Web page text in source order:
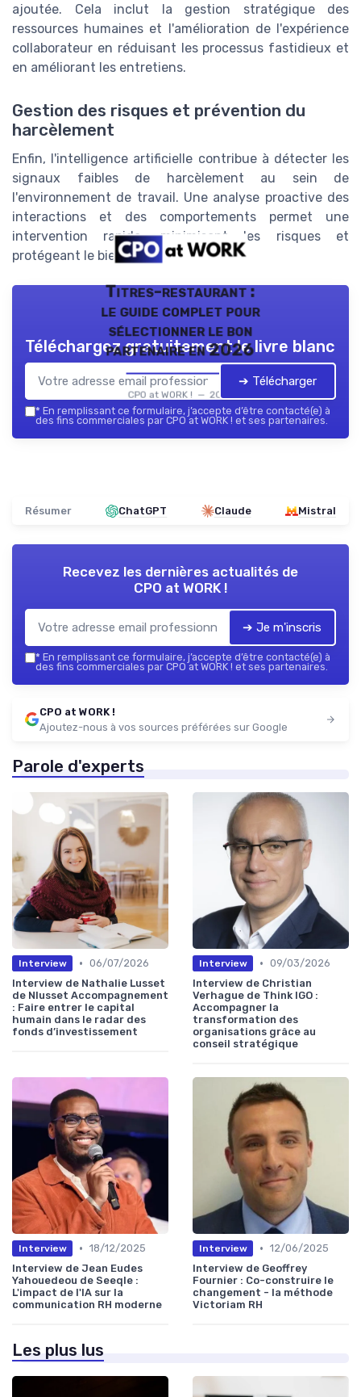
ajoutée. Cela inclut la gestion stratégique des
ressources humaines et l'amélioration de l'expérience
collaborateur en réduisant les processus fastidieux et
en améliorant les entretiens.
Gestion des risques et prévention du
harcèlement
Enfin, l'intelligence artificielle contribue à détecter les
signaux faibles de harcèlement au sein de
l'environnement de travail. Une analyse proactive des
interactions et des comportements permet une
intervention rapide, minimisant les risques et
protégeant le bien-être des employés.
Titres-restaurant :
le guide complet pour
sélectionner le bon
partenaire en 2026
CPO at WORK ! — 2026
Téléchargez gratuitement le livre blanc
➔ Télécharger
* En remplissant ce formulaire, j’accepte d’être contacté(e) à
des fins commerciales par CPO at WORK ! et ses partenaires.
Résumer ChatGPT Claude Mistral
Recevez les dernières actualités de
CPO at WORK !
➔ Je m'inscris
* En remplissant ce formulaire, j’accepte d’être contacté(e) à
des fins commerciales par CPO at WORK ! et ses partenaires.
CPO at WORK !
Ajoutez-nous à vos sources préférées sur Google
Parole d'experts
Interview • 06/07/2026
Interview de Nathalie Lusset
de Nlusset Accompagnement
: Faire entrer le capital
humain dans le radar des
fonds d’investissement
Interview • 09/03/2026
Interview de Christian
Verhague de Think IGO :
Accompagner la
transformation des
organisations grâce au
conseil stratégique
Interview • 18/12/2025
Interview de Jean Eudes
Yahouedeou de Seeqle :
L'impact de l'IA sur la
communication RH moderne
Interview • 12/06/2025
Interview de Geoffrey
Fournier : Co-construire le
changement - la méthode
Victoriam RH
Les plus lus